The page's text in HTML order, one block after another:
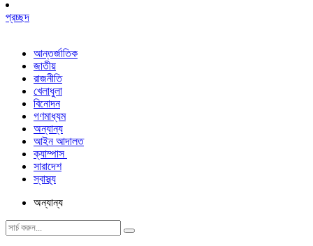
প্রচ্ছদ
আন্তর্জাতিক
জাতীয়
রাজনীতি
খেলাধুলা
বিনোদন
গণমাধ্যম
অন্যান্য
আইন আদালত
ক্যাম্পাস
সারাদেশ
স্বাস্থ্য
অন্যান্য